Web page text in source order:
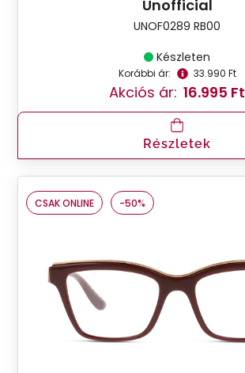
Unofficial
UNOF0289 RB00
Készleten
Korábbi ár: 33.990 Ft
Akciós ár: 16.995 Ft
Részletek
CSAK ONLINE -50%